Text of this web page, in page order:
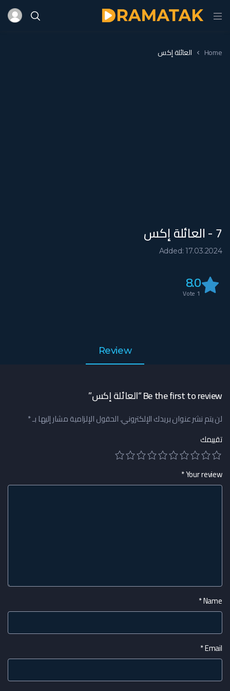
Home العائلة إكس
7 - العائلة إكس
Added: 17.03.2024
8.0
1
Review
Be the first to review “العائلة إكس”
لن يتم نشر عنوان بريدك الإلكتروني.الحقول الإلزامية مشار إليها بـ*
تقييمك
Your review
*
Name
*
Email
*